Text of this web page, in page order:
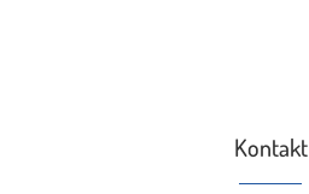
Kontakt